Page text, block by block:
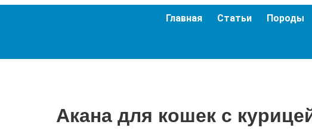
Главная Статьи Породы
Акана для кошек с